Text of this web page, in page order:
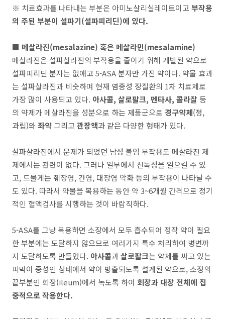
※ 치료효과를 나타내는 부분은 아미노살리실레이트이고부작용
의 주된 부분이 설파기(설파피리딘)에 있다.
■ 메살라진(mesalazine) 혹은 메살라민(mesalamine)
메살라진은 설파살라진의 부작용을 줄이기 위해 개발된 약으로
설파피리딘 분자는 없애고 5-ASA 분자만 가진 약이다. 약물 효과
는 설파살라진과 비슷하며 현재 염증성 장질환의 1차 치료제로
가장 많이 사용되고 있다. 아사콜, 살로팔크, 펜타사, 콜라잘 등
의 약제가 메살라진을 성분으로 하는 제품군으로 경구약제(정,
과립)와 좌약그리고관장액과 같은 다양한 형태가 있다.
설파살라진에서 문제가 되었던 남성 불임 부작용도 메살라진 제
제에서는 관련이 없다. 그러나 일부에서 신독성을 일으킬 수 있
고, 드물게는 췌장염, 간염, 대장염 악화 등의 부작용이 나타날 수
도 있다. 따라서 약물을 복용하는 동안 약 3~6개월 간격으로 정기
적인 혈액검사를 시행하는 것이 바람직하다.
5-ASA를 그냥 복용하면 소장에서 모두 흡수되어 정작 약이 필요
한 부분에는 도달하지 않으므로 여러가지 특수 처리하여 병변까
지 도달하도록 만들었다. 아사콜과살로팔크는 약제를 싸고 있는
피막이 중성인 상태에서 약이 방출되도록 설계된 약으로, 소장의
끝부분인 회장(ileum)에서 녹도록 하여 회장과 대장 전체에 집
중적으로 작용한다.